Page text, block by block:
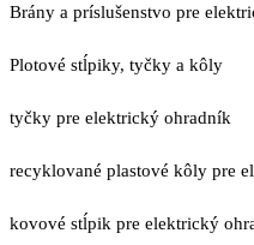
Brány a príslušenstvo pre
Plotové stĺpiky, tyčky a kôly
tyčky pre elektrický ohradník
recyklované plastové kôly pre
kovové stĺpik pre elektrický